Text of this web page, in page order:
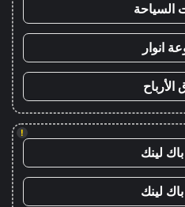
السياحة
انوار
الأرباح
!
لينك
لينك